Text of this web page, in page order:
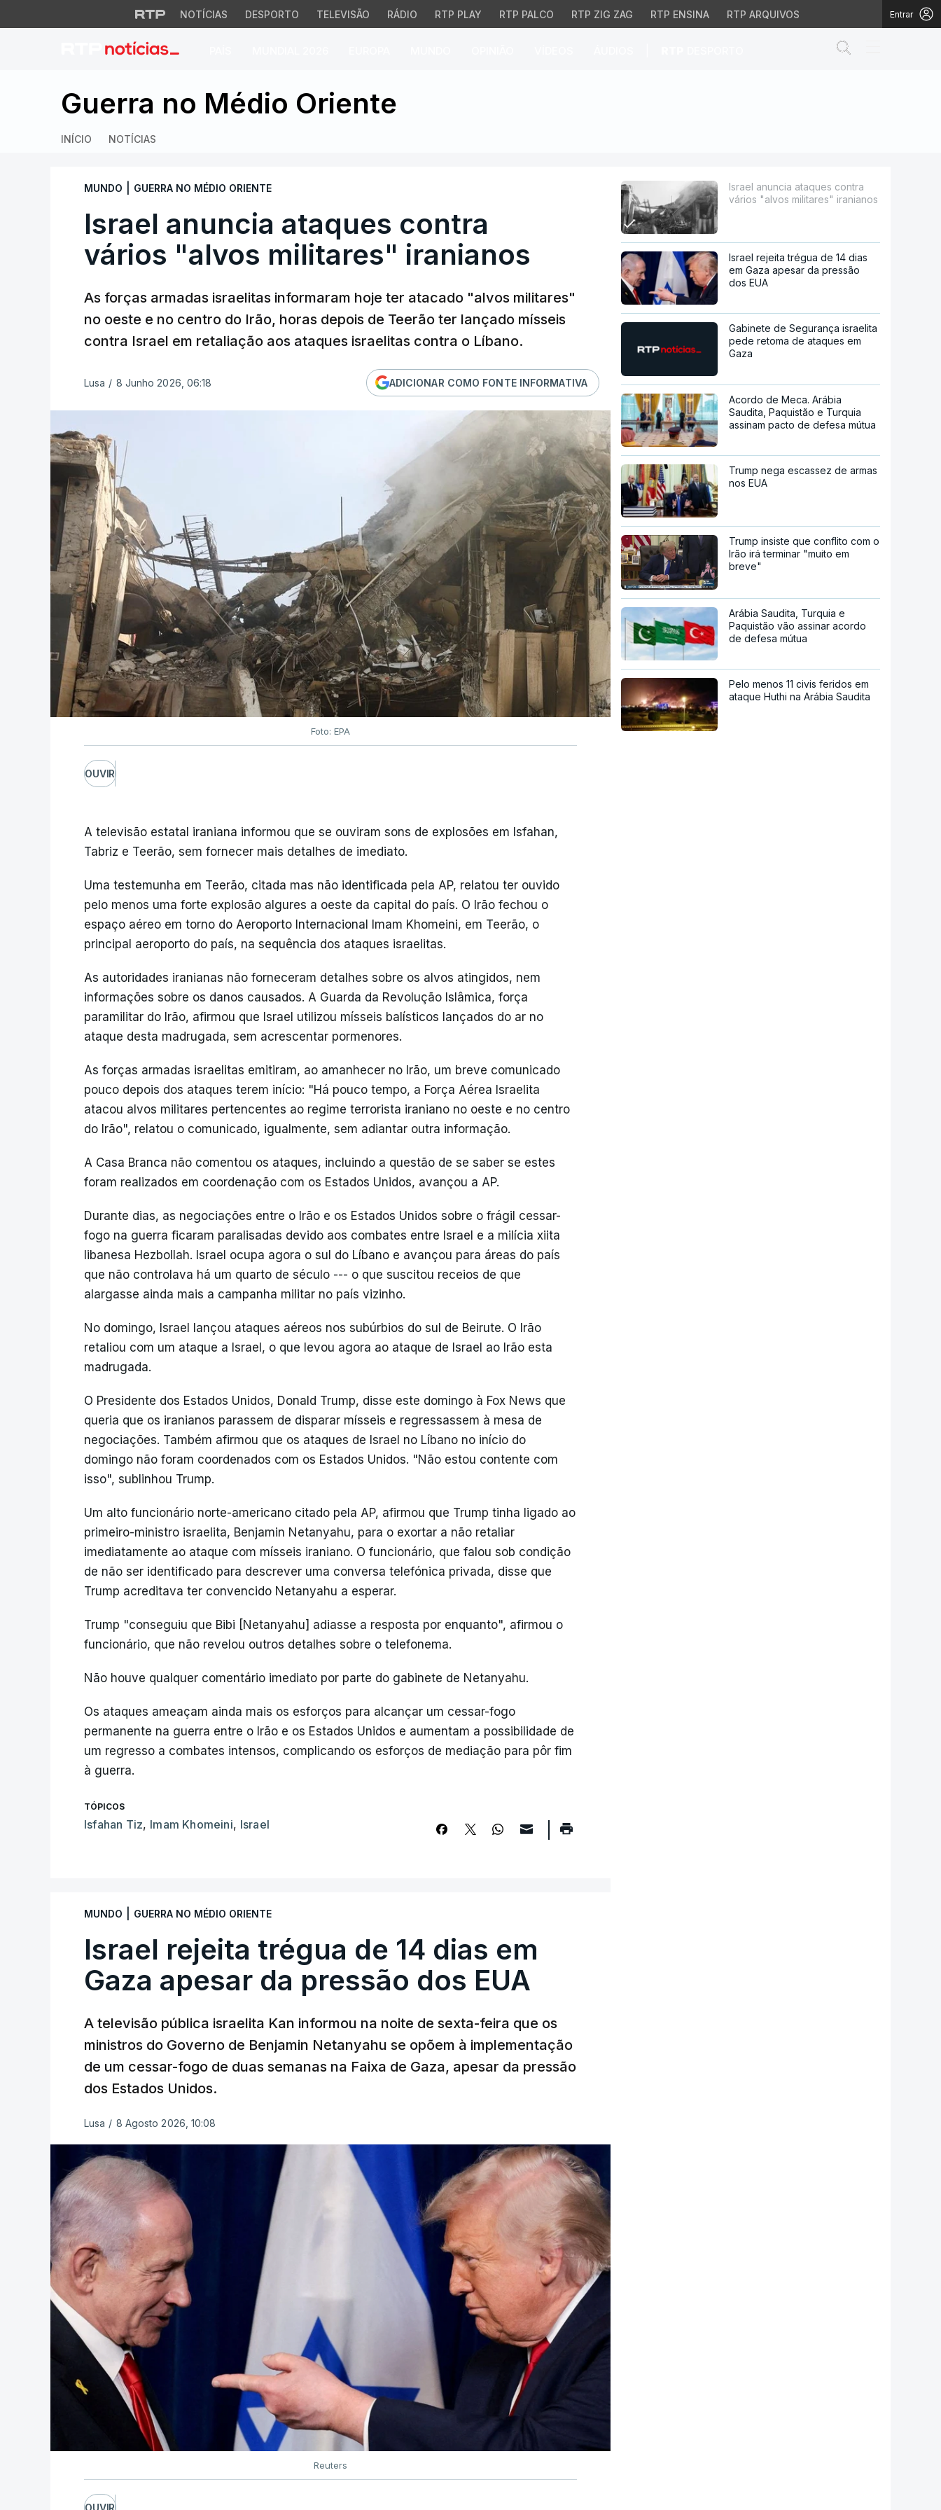
NOTÍCIAS DESPORTO TELEVISÃO RÁDIO RTP PLAY RTP PALCO RTP ZIG ZAG RTP ENSINA RTP ARQUIVOS Entrar
Israel anuncia ataques contra vários "alvos militares" iranianos
Guerra no Médio Oriente
INÍCIO NOTÍCIAS
MUNDO GUERRA NO MÉDIO ORIENTE
Israel anuncia ataques contra
vários "alvos militares" iranianos
As forças armadas israelitas informaram hoje ter atacado "alvos militares"
no oeste e no centro do Irão, horas depois de Teerão ter lançado mísseis
contra Israel em retaliação aos ataques israelitas contra o Líbano.
Lusa / 8 Junho 2026, 06:18 ADICIONAR COMO FONTE INFORMATIVA
Foto: EPA
OUVIR
A televisão estatal iraniana informou que se ouviram sons de explosões em Isfahan,
Tabriz e Teerão, sem fornecer mais detalhes de imediato.
Uma testemunha em Teerão, citada mas não identificada pela AP, relatou ter ouvido
pelo menos uma forte explosão algures a oeste da capital do país. O Irão fechou o
espaço aéreo em torno do Aeroporto Internacional Imam Khomeini, em Teerão, o
principal aeroporto do país, na sequência dos ataques israelitas.
As autoridades iranianas não forneceram detalhes sobre os alvos atingidos, nem
informações sobre os danos causados. A Guarda da Revolução Islâmica, força
paramilitar do Irão, afirmou que Israel utilizou mísseis balísticos lançados do ar no
ataque desta madrugada, sem acrescentar pormenores.
As forças armadas israelitas emitiram, ao amanhecer no Irão, um breve comunicado
pouco depois dos ataques terem início: "Há pouco tempo, a Força Aérea Israelita
atacou alvos militares pertencentes ao regime terrorista iraniano no oeste e no centro
do Irão", relatou o comunicado, igualmente, sem adiantar outra informação.
A Casa Branca não comentou os ataques, incluindo a questão de se saber se estes
foram realizados em coordenação com os Estados Unidos, avançou a AP.
Durante dias, as negociações entre o Irão e os Estados Unidos sobre o frágil cessar-
fogo na guerra ficaram paralisadas devido aos combates entre Israel e a milícia xiita
libanesa Hezbollah. Israel ocupa agora o sul do Líbano e avançou para áreas do país
que não controlava há um quarto de século --- o que suscitou receios de que
alargasse ainda mais a campanha militar no país vizinho.
No domingo, Israel lançou ataques aéreos nos subúrbios do sul de Beirute. O Irão
retaliou com um ataque a Israel, o que levou agora ao ataque de Israel ao Irão esta
madrugada.
O Presidente dos Estados Unidos, Donald Trump, disse este domingo à Fox News que
queria que os iranianos parassem de disparar mísseis e regressassem à mesa de
negociações. Também afirmou que os ataques de Israel no Líbano no início do
domingo não foram coordenados com os Estados Unidos. "Não estou contente com
isso", sublinhou Trump.
Um alto funcionário norte-americano citado pela AP, afirmou que Trump tinha ligado ao
primeiro-ministro israelita, Benjamin Netanyahu, para o exortar a não retaliar
imediatamente ao ataque com mísseis iraniano. O funcionário, que falou sob condição
de não ser identificado para descrever uma conversa telefónica privada, disse que
Trump acreditava ter convencido Netanyahu a esperar.
Trump "conseguiu que Bibi [Netanyahu] adiasse a resposta por enquanto", afirmou o
funcionário, que não revelou outros detalhes sobre o telefonema.
Não houve qualquer comentário imediato por parte do gabinete de Netanyahu.
Os ataques ameaçam ainda mais os esforços para alcançar um cessar-fogo
permanente na guerra entre o Irão e os Estados Unidos e aumentam a possibilidade de
um regresso a combates intensos, complicando os esforços de mediação para pôr fim
à guerra.
TÓPICOS
Isfahan Tiz, Imam Khomeini, Israel
MUNDO GUERRA NO MÉDIO ORIENTE
Israel rejeita trégua de 14 dias em
Gaza apesar da pressão dos EUA
A televisão pública israelita Kan informou na noite de sexta-feira que os
ministros do Governo de Benjamin Netanyahu se opõem à implementação
de um cessar-fogo de duas semanas na Faixa de Gaza, apesar da pressão
dos Estados Unidos.
Lusa / 8 Agosto 2026, 10:08
Reuters
OUVIR
Israel anuncia ataques contra
vários "alvos militares" iranianos
Israel rejeita trégua de 14 dias
em Gaza apesar da pressão
dos EUA
Gabinete de Segurança israelita
pede retoma de ataques em
Gaza
Acordo de Meca. Arábia
Saudita, Paquistão e Turquia
assinam pacto de defesa mútua
Trump nega escassez de armas
nos EUA
Trump insiste que conflito com o
Irão irá terminar "muito em
breve"
Arábia Saudita, Turquia e
Paquistão vão assinar acordo
de defesa mútua
Pelo menos 11 civis feridos em
ataque Huthi na Arábia Saudita